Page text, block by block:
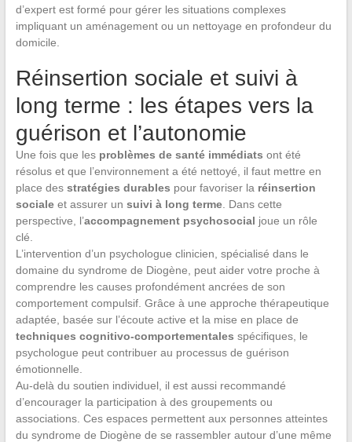
d’expert est formé pour gérer les situations complexes
impliquant un aménagement ou un nettoyage en profondeur du
domicile.
Réinsertion sociale et suivi à
long terme : les étapes vers la
guérison et l’autonomie
Une fois que les problèmes de santé immédiats ont été
résolus et que l’environnement a été nettoyé, il faut mettre en
place des stratégies durables pour favoriser la réinsertion
socialeet assurer un suivi à long terme. Dans cette
perspective, l’accompagnement psychosocial joue un rôle
clé.
L’intervention d’un psychologue clinicien, spécialisé dans le
domaine du syndrome de Diogène, peut aider votre proche à
comprendre les causes profondément ancrées de son
comportement compulsif. Grâce à une approche thérapeutique
adaptée, basée sur l’écoute active et la mise en place de
techniques cognitivo-comportementales spécifiques, le
psychologue peut contribuer au processus de guérison
émotionnelle.
Au-delà du soutien individuel, il est aussi recommandé
d’encourager la participation à des groupements ou
associations. Ces espaces permettent aux personnes atteintes
du syndrome de Diogène de se rassembler autour d’une même